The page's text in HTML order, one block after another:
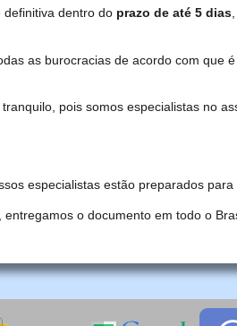
definitiva dentro do prazo de até 5 dias
as burocracias de acordo com que
pois somos especialistas no
especialistas estão preparados
o documento em todo o